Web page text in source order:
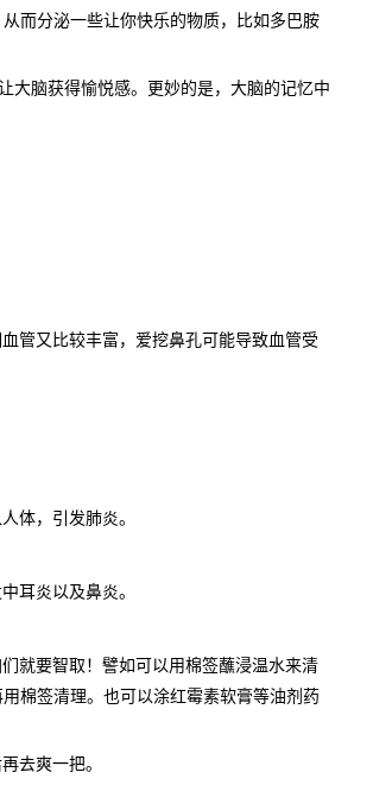
而分泌一些让你快乐的物质，比如多巴胺
大脑获得愉悦感。更妙的是，大脑的记忆中
管又比较丰富，爱挖鼻孔可能导致血管受
体，引发肺炎。
耳炎以及鼻炎。
就要智取！譬如可以用棉签蘸浸温水来清
棉签清理。也可以涂红霉素软膏等油剂药
去爽一把。